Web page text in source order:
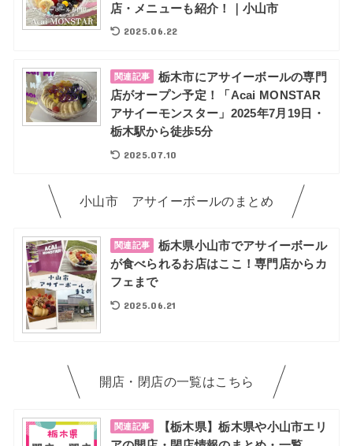
店・メニューも紹介！｜小山市
2025.06.22
関連記事
栃木市にアサイーボールの専門
店がオープン予定！「Acai MONSTAR
アサイーモンスター」2025年7月19日・
栃木駅から徒歩5分
2025.07.10
小山市 アサイーボールのまとめ
関連記事
栃木県小山市でアサイーボール
が食べられるお店はここ！専門店からカ
フェまで
2025.06.21
開店・閉店の一覧はこちら
関連記事
【栃木県】栃木県や小山市エリ